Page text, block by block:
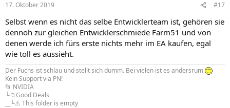
e
:
17. Oktober 2019 #17
Selbst wenn es nicht das selbe Entwicklerteam ist, gehören sie
dennoh zur gleichen Entwicklerschmiede Farm51 und von
denen werde ich fürs erste nichts mehr im EA kaufen, egal
wie toll es aussieht.
Der Fuchs ist schlau und stellt sich dumm. Bei vielen ist es andersrum
Kein Support via PN!
📂 NVIDIA
└📁Good Deals
__└⚠ This folder is empty